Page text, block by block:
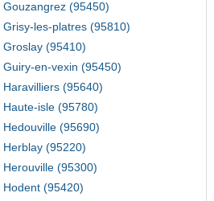
(95450)
les-platres (95810)
(95410)
en-vexin (95450)
(95640)
isle (95780)
(95690)
(95220)
(95300)
(95420)